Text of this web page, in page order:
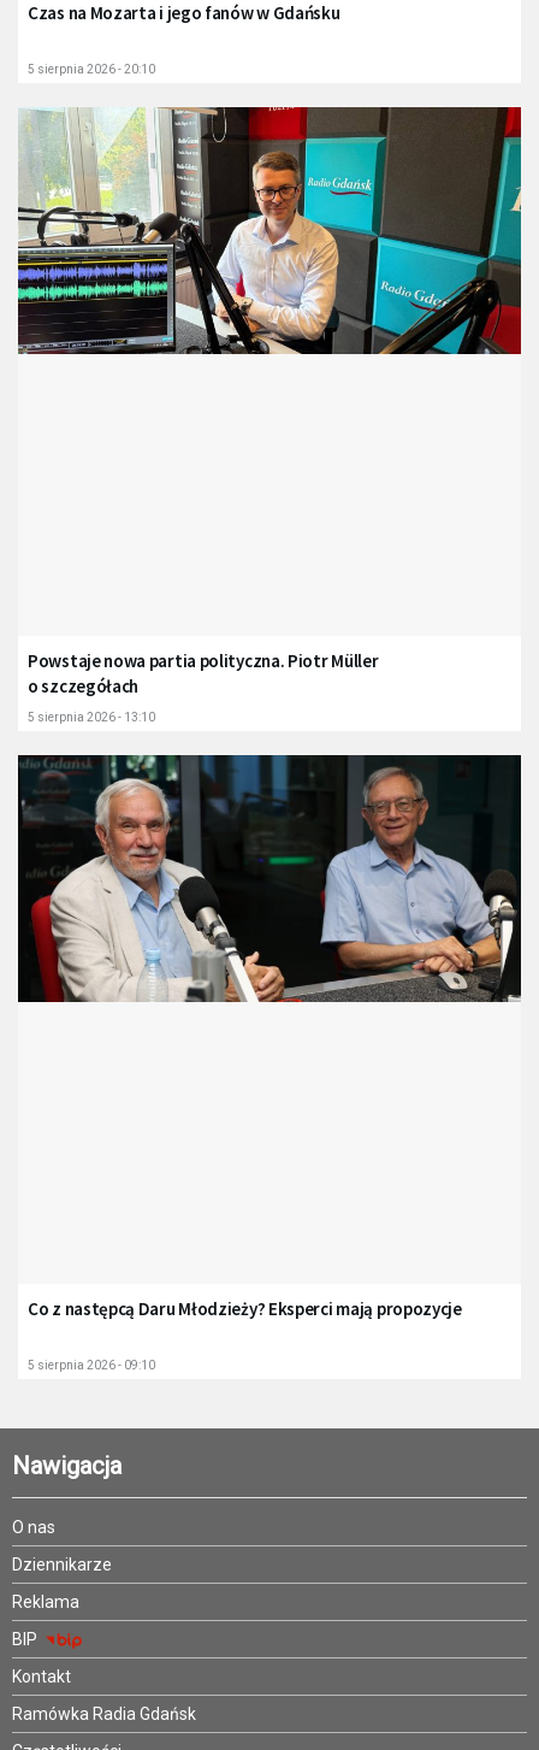
Czas na Mozarta i jego fanów w Gdańsku
5 sierpnia 2026 - 20:10
Powstaje nowa partia polityczna. Piotr Müller
o szczegółach
5 sierpnia 2026 - 13:10
Co z następcą Daru Młodzieży? Eksperci mają propozycje
5 sierpnia 2026 - 09:10
Nawigacja
O nas
Dziennikarze
Reklama
BIP
Kontakt
Ramówka Radia Gdańsk